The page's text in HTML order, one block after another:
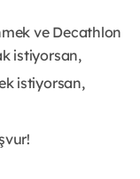
ve Decathlon
istiyorsan,
istiyorsan,